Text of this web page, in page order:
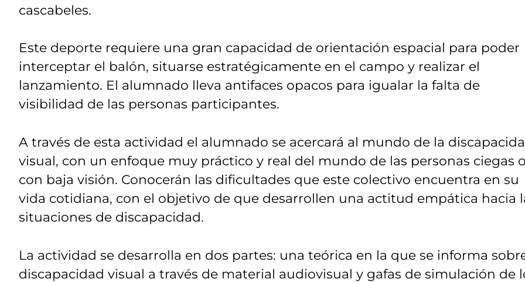
cascabeles.
Este deporte requiere una gran capacidad de orientación espacial para poder
interceptar el balón, situarse estratégicamente en el campo y realizar el
lanzamiento. El alumnado lleva antifaces opacos para igualar la falta de
visibilidad de las personas participantes.
A través de esta actividad el alumnado se acercará al mundo de la
visual, con un enfoque muy práctico y real del mundo de las personas ciegas
con baja visión. Conocerán las dificultades que este colectivo encuentra en su
vida cotidiana, con el objetivo de que desarrollen una actitud empática hacia
situaciones de discapacidad.
La actividad se desarrolla en dos partes: una teórica en la que se informa
discapacidad visual a través de material audiovisual y gafas de simulación de